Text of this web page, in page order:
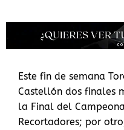
Este fin de semana
Castellón dos finales
la Final del
Recortadores; por